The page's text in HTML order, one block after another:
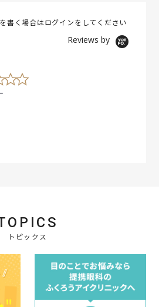
書く場合はログイン をしてください
Reviews by
0
.
トピックス